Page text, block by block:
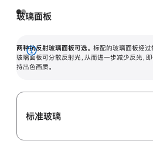
玻璃面板
两种抗反射玻璃面板可选。 标配的玻璃面板经过
玻璃面板可分散反射光，从而进一步减少反光，
持出色画质。
展
开
标准玻璃